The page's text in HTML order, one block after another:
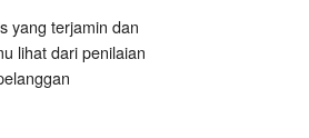
yang terjamin dan
lihat dari penilaian